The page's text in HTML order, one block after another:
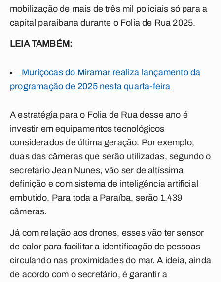
mobilização de mais de três mil policiais só para a
capital paraibana durante o Folia de Rua 2025.
LEIA TAMBÉM:
Muriçocas do Miramar realiza lançamento da
programação de 2025 nesta quarta-feira
A estratégia para o Folia de Rua desse ano é
investir em equipamentos tecnológicos
considerados de última geração. Por exemplo,
duas das câmeras que serão utilizadas, segundo o
secretário Jean Nunes, vão ser de altíssima
definição e com sistema de inteligência artificial
embutido. Para toda a Paraíba, serão 1.439
câmeras.
Já com relação aos drones, esses vão ter sensor
de calor para facilitar a identificação de pessoas
circulando nas proximidades do mar. A ideia, ainda
de acordo com o secretário, é garantir a